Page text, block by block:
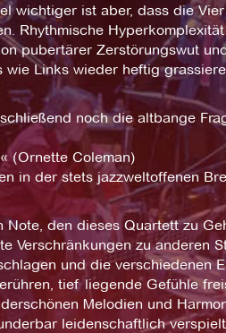
wichtiger ist aber, dass die
Rhythmische
pubertärer Zerstörungswut
Links wieder heftig
noch die altbange
(Ornette Coleman)
in der stets jazzweltoffenen
den dieses Quartett zu
Verschränkungen zu anderen
und die verschiedenen
tief liegende Gefühle
Melodien und
leidenschaftlich